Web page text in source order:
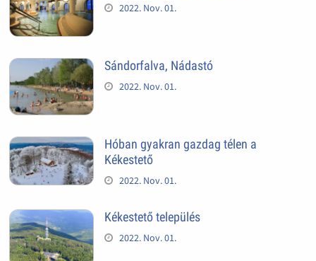
2022. Nov. 01.
Sándorfalva, Nádastó
2022. Nov. 01.
Hóban gyakran gazdag télen a
Kékestető
2022. Nov. 01.
Kékestető település
2022. Nov. 01.